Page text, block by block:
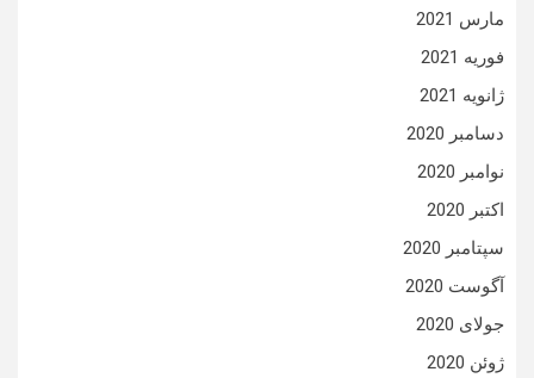
مارس 2021
فوریه 2021
ژانویه 2021
دسامبر 2020
نوامبر 2020
اکتبر 2020
سپتامبر 2020
آگوست 2020
جولای 2020
ژوئن 2020